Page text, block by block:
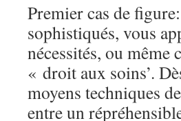
Premier cas de
sophistiqués, vous
nécessités, ou même
« droit aux soins’.
moyens techniques
entre un